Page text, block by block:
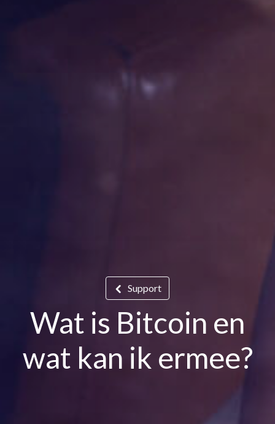
Support
Wat is Bitcoin en
wat kan ik ermee?